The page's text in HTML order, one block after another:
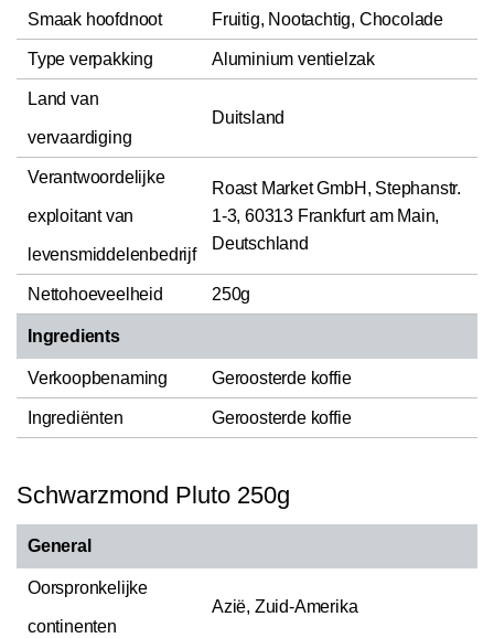
Smaak hoofdnoot Fruitig, Nootachtig, Chocolade
Type verpakking Aluminium ventielzak
Land van
vervaardiging
Duitsland
Verantwoordelijke
exploitant van
levensmiddelenbedrijf
Roast Market GmbH, Stephanstr.
1-3, 60313 Frankfurt am Main,
Deutschland
Nettohoeveelheid 250g
Ingredients
Verkoopbenaming Geroosterde koffie
Ingrediënten Geroosterde koffie
Schwarzmond Pluto 250g
General
Oorspronkelijke
continenten
Azië, Zuid-Amerika